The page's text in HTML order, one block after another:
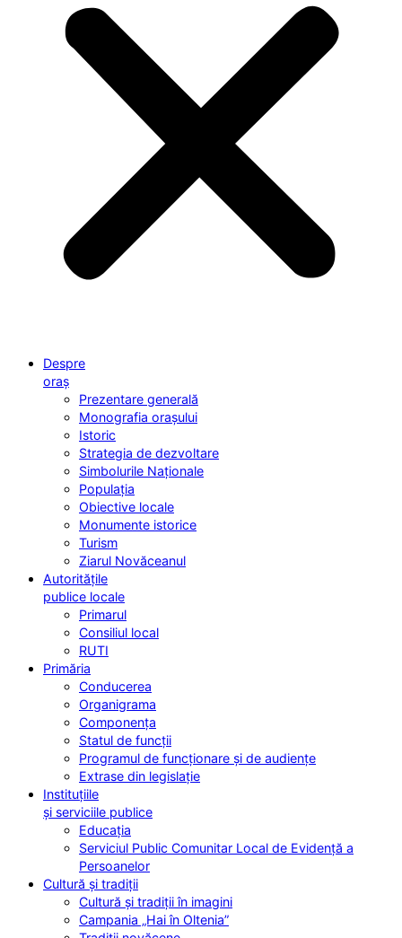
Despre
oraș
Prezentare generală
Monografia orașului
Istoric
Strategia de dezvoltare
Simbolurile Naționale
Populația
Obiective locale
Monumente istorice
Turism
Ziarul Novăceanul
Autoritățile
publice locale
Primarul
Consiliul local
RUTI
Primăria
Conducerea
Organigrama
Componența
Statul de funcții
Programul de funcționare și de audiențe
Extrase din legislație
Instituțiile
și serviciile publice
Educația
Serviciul Public Comunitar Local de Evidență a
Persoanelor
Cultură și tradiții
Cultură și tradiții în imagini
Campania „Hai în Oltenia”